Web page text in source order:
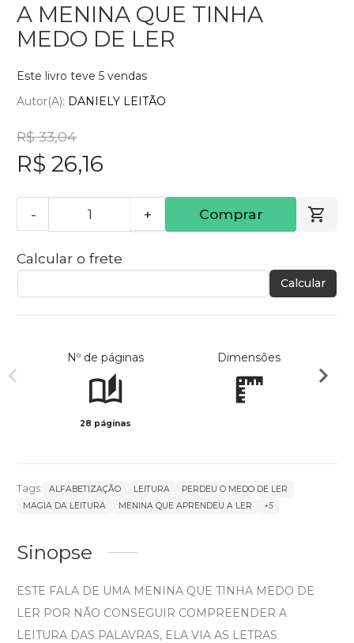
A MENINA QUE TINHA
MEDO DE LER
Este livro teve 5 vendas
Autor(a): DANIELY LEITÃO
R$ 33,04
R$ 26,16
- + Comprar
Calcular o frete
Calcular
Nº de páginas
28 páginas
Dimensões
Tags: ALFABETIZAÇÃO LEITURA
PERDEU O MEDO DE LER
MAGIA DA LEITURA
MENINA QUE APRENDEU A LER +5
Sinopse
ESTE FALA DE UMA MENINA QUE TINHA MEDO DE
LER POR NÃO CONSEGUIR COMPREENDER A
LEITURA DAS PALAVRAS, ELA VIA AS LETRAS